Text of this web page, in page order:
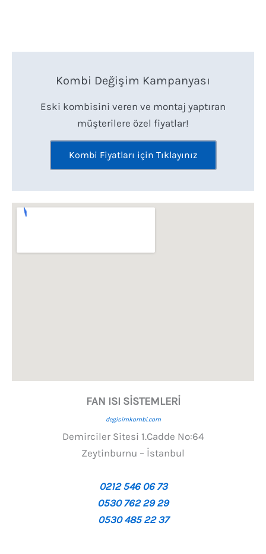
Kombi Değişim Kampanyası
Eski kombisini veren ve montaj yaptıran
müşterilere özel fiyatlar!
Kombi Fiyatları için Tıklayınız
FAN ISI SİSTEMLERİ
degisimkombi.com
Demirciler Sitesi 1.Cadde No:64
Zeytinburnu – İstanbul
0212 546 06 73
0530 762 29 29
0530 485 22 37